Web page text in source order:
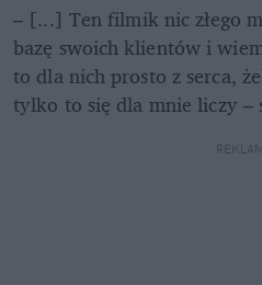
– [...] Ten filmik nic złego
bazę swoich klientów i
to dla nich prosto z serca,
tylko to się dla mnie liczy –